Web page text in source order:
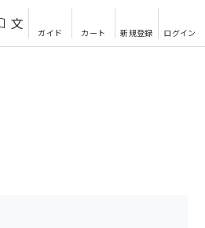
文芸・エッセイ
ガイド カート 新規登録 ログイン